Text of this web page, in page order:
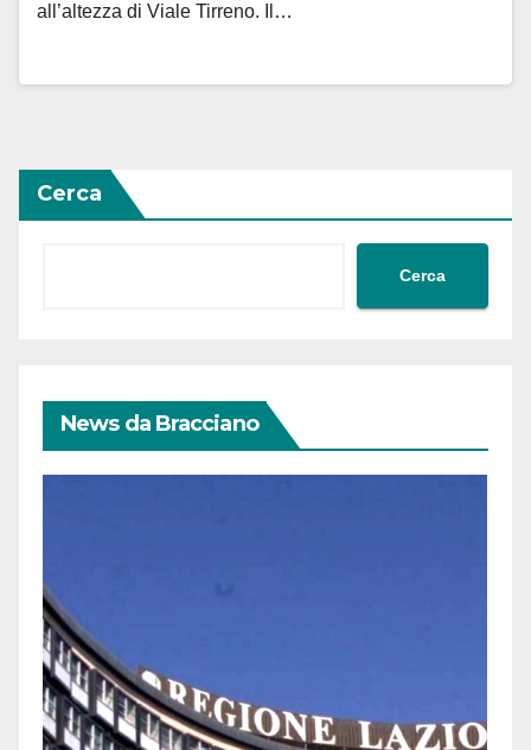
all’altezza di Viale Tirreno. Il…
Cerca
Cerca
News da Bracciano